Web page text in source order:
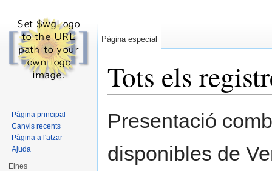
Tots els
Presentació
disponibles de
Pàgina especial
Pàgina principal
Canvis recents
Pàgina a l'atzar
Ajuda
Eines